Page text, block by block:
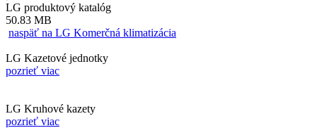
LG produktový katalóg
50.83 MB
naspäť na LG Komerčná klimatizácia
LG Kazetové jednotky
pozrieť viac
LG Kruhové kazety
pozrieť viac